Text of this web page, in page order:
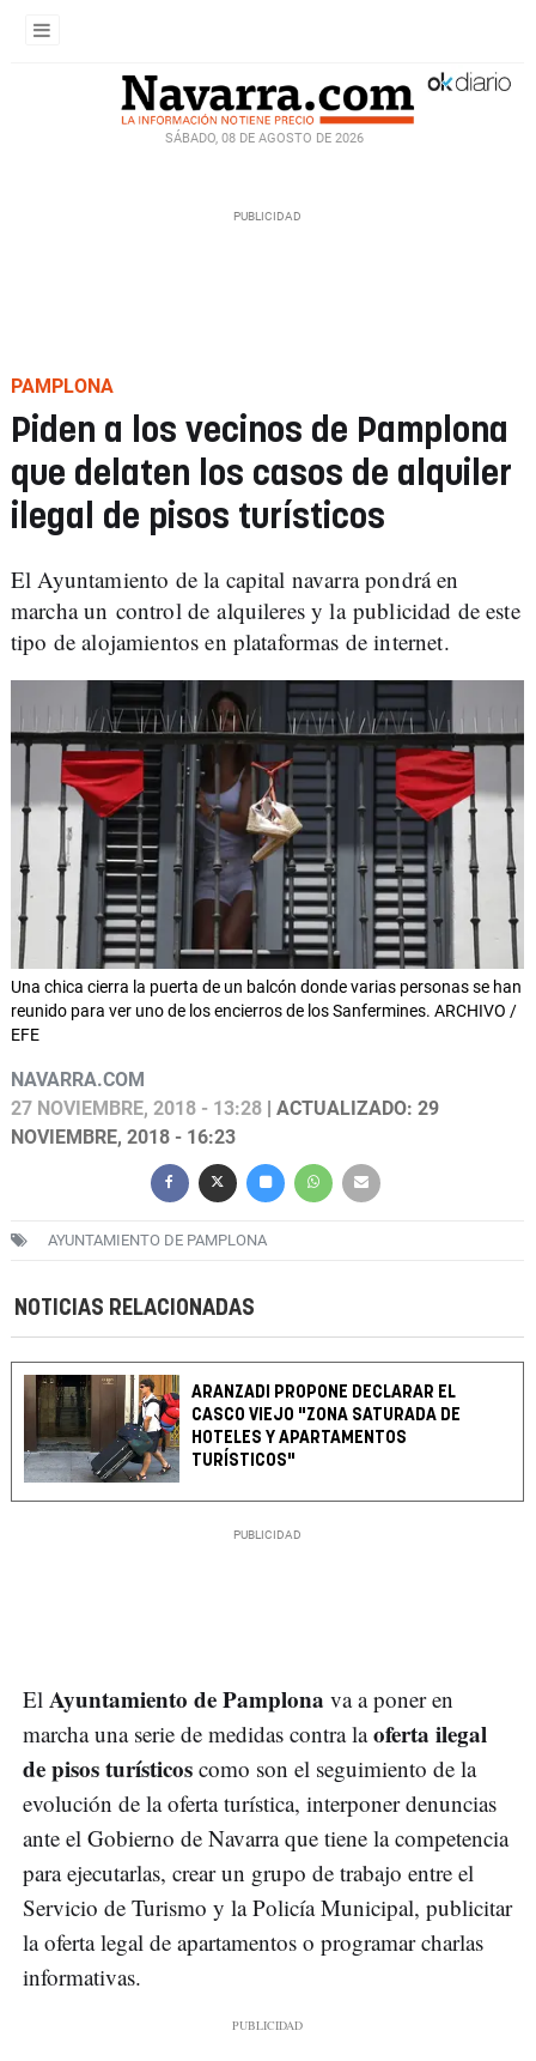
SÁBADO, 08 DE AGOSTO DE 2026
PAMPLONA
Piden a los vecinos de Pamplona
que delaten los casos de alquiler
ilegal de pisos turísticos
El Ayuntamiento de la capital navarra pondrá en
marcha un control de alquileres y la publicidad de este
tipo de alojamientos en plataformas de internet.
Una chica cierra la puerta de un balcón donde varias personas se han
reunido para ver uno de los encierros de los Sanfermines. ARCHIVO /
EFE
NAVARRA.COM
27 NOVIEMBRE, 2018 - 13:28 | ACTUALIZADO: 29
NOVIEMBRE, 2018 - 16:23
AYUNTAMIENTO DE PAMPLONA
NOTICIAS RELACIONADAS
ARANZADI PROPONE DECLARAR EL
CASCO VIEJO "ZONA SATURADA DE
HOTELES Y APARTAMENTOS
TURÍSTICOS"
El Ayuntamiento de Pamplona va a poner en
marcha una serie de medidas contra laoferta ilegal
de pisos turísticos como son el seguimiento de la
evolución de la oferta turística, interponer denuncias
ante el Gobierno de Navarra que tiene la competencia
para ejecutarlas, crear un grupo de trabajo entre el
Servicio de Turismo y la Policía Municipal, publicitar
la oferta legal de apartamentos o programar charlas
informativas.